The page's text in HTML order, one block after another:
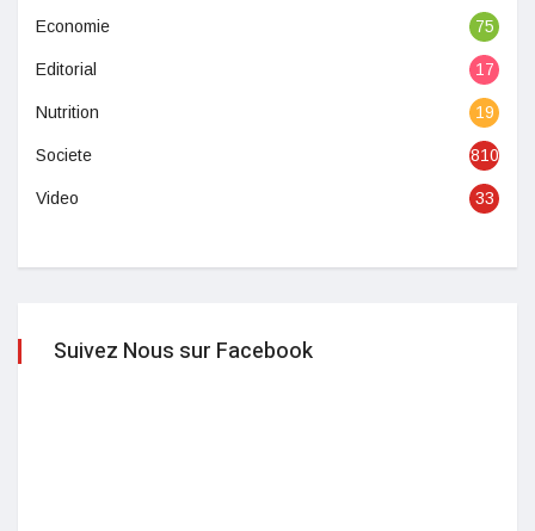
Economie 75
Editorial 17
Nutrition 19
Societe 810
Video 33
Suivez Nous sur Facebook